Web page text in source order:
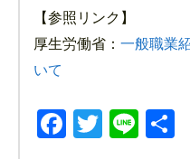
【参照リンク】
厚生労働省：一般職業
いて
Facebook
Twitter
Line